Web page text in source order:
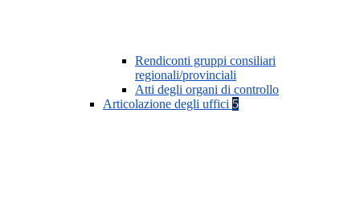
Rendiconti gruppi consiliari
regionali/provinciali
Atti degli organi di controllo
Articolazione degli uffici 5